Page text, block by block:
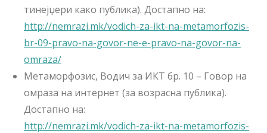
тинејџери како публика). Достапно на:
http://nemrazi.mk/vodich-za-ikt-na-metamorfozis-
br-09-pravo-na-govor-ne-e-pravo-na-govor-na-
omraza/
Метаморфозис, Водич за ИКТ бр. 10 – Говор на
омраза на интернет (за возрасна публика).
Достапно на:
http://nemrazi.mk/vodich-za-ikt-na-metamorfozis-